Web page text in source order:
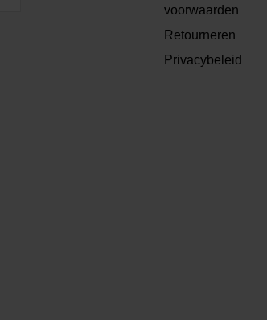
voorwaarden
Retourneren
Privacybeleid